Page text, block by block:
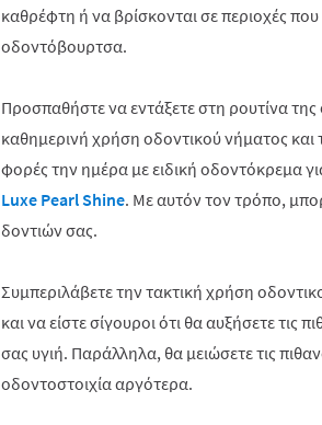
καθρέφτη ή να βρίσκονται σε περιοχές
οδοντόβουρτσα.
Προσπαθήστε να εντάξετε στη ρουτίνα της
καθημερινή χρήση οδοντικού νήματος
φορές την ημέρα με ειδική οδοντόκρεμα
Luxe Pearl Shine. Με αυτόν τον τρόπο,
δοντιών σας.
Συμπεριλάβετε την τακτική χρήση
και να είστε σίγουροι ότι θα αυξήσετε τις
σας υγιή. Παράλληλα, θα μειώσετε τις
οδοντοστοιχία αργότερα.